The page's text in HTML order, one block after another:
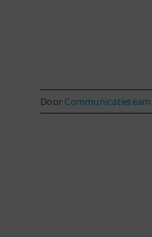
Door Communicatieteam